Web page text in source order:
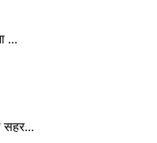
...
सहर...